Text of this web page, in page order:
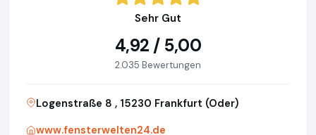
Sehr Gut
4,92 / 5,00
2.035 Bewertungen
Logenstraße 8 , 15230 Frankfurt (Oder)
www.fensterwelten24.de